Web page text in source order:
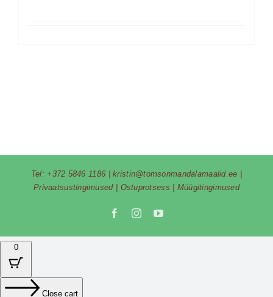
Tel: +372 5846 1186 |kristin@tomsonmandalamaalid.ee
Privaatsustingimused| Ostuprotsess Müügitingimused
FacebookInstagramYouTube
0
Close cart